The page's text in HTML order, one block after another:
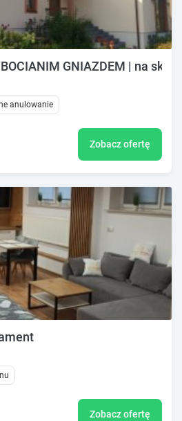
GNIAZDEM | na
anulowanie
Zobacz ofertę
Zobacz ofertę